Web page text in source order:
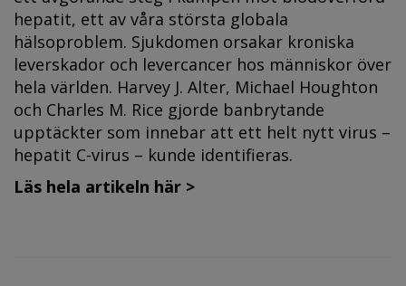
hepatit, ett av våra största globala
hälsoproblem. Sjukdomen orsakar kroniska
leverskador och levercancer hos människor över
hela världen. Harvey J. Alter, Michael Houghton
och Charles M. Rice gjorde banbrytande
upptäckter som innebar att ett helt nytt virus –
hepatit C-virus – kunde identifieras.
Läs hela artikeln här >